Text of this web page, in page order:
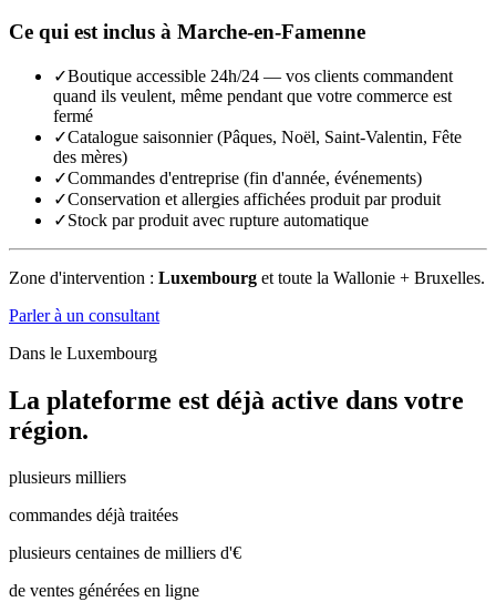
Ce qui est inclus à Marche-en-Famenne
✓Boutique accessible 24h/24 — vos clients commandent
quand ils veulent, même pendant que votre commerce est
fermé
✓Catalogue saisonnier (Pâques, Noël, Saint-Valentin, Fête
des mères)
✓Commandes d'entreprise (fin d'année, événements)
✓Conservation et allergies affichées produit par produit
✓Stock par produit avec rupture automatique
Zone d'intervention : Luxembourg et toute la Wallonie + Bruxelles.
Parler à un consultant
Dans le Luxembourg
La plateforme est déjà active dans votre
région.
plusieurs milliers
commandes déjà traitées
plusieurs centaines de milliers d'€
de ventes générées en ligne